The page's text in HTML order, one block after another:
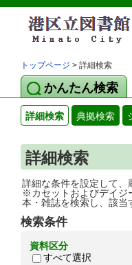
トップページ > 詳細検索
かんたん検索
詳細検索 典拠検索
詳細検索
詳細な条件を設定して、
※カセットおよびデイジ
本・雑誌を検索し、該
検索条件
資料区分
すべて選択